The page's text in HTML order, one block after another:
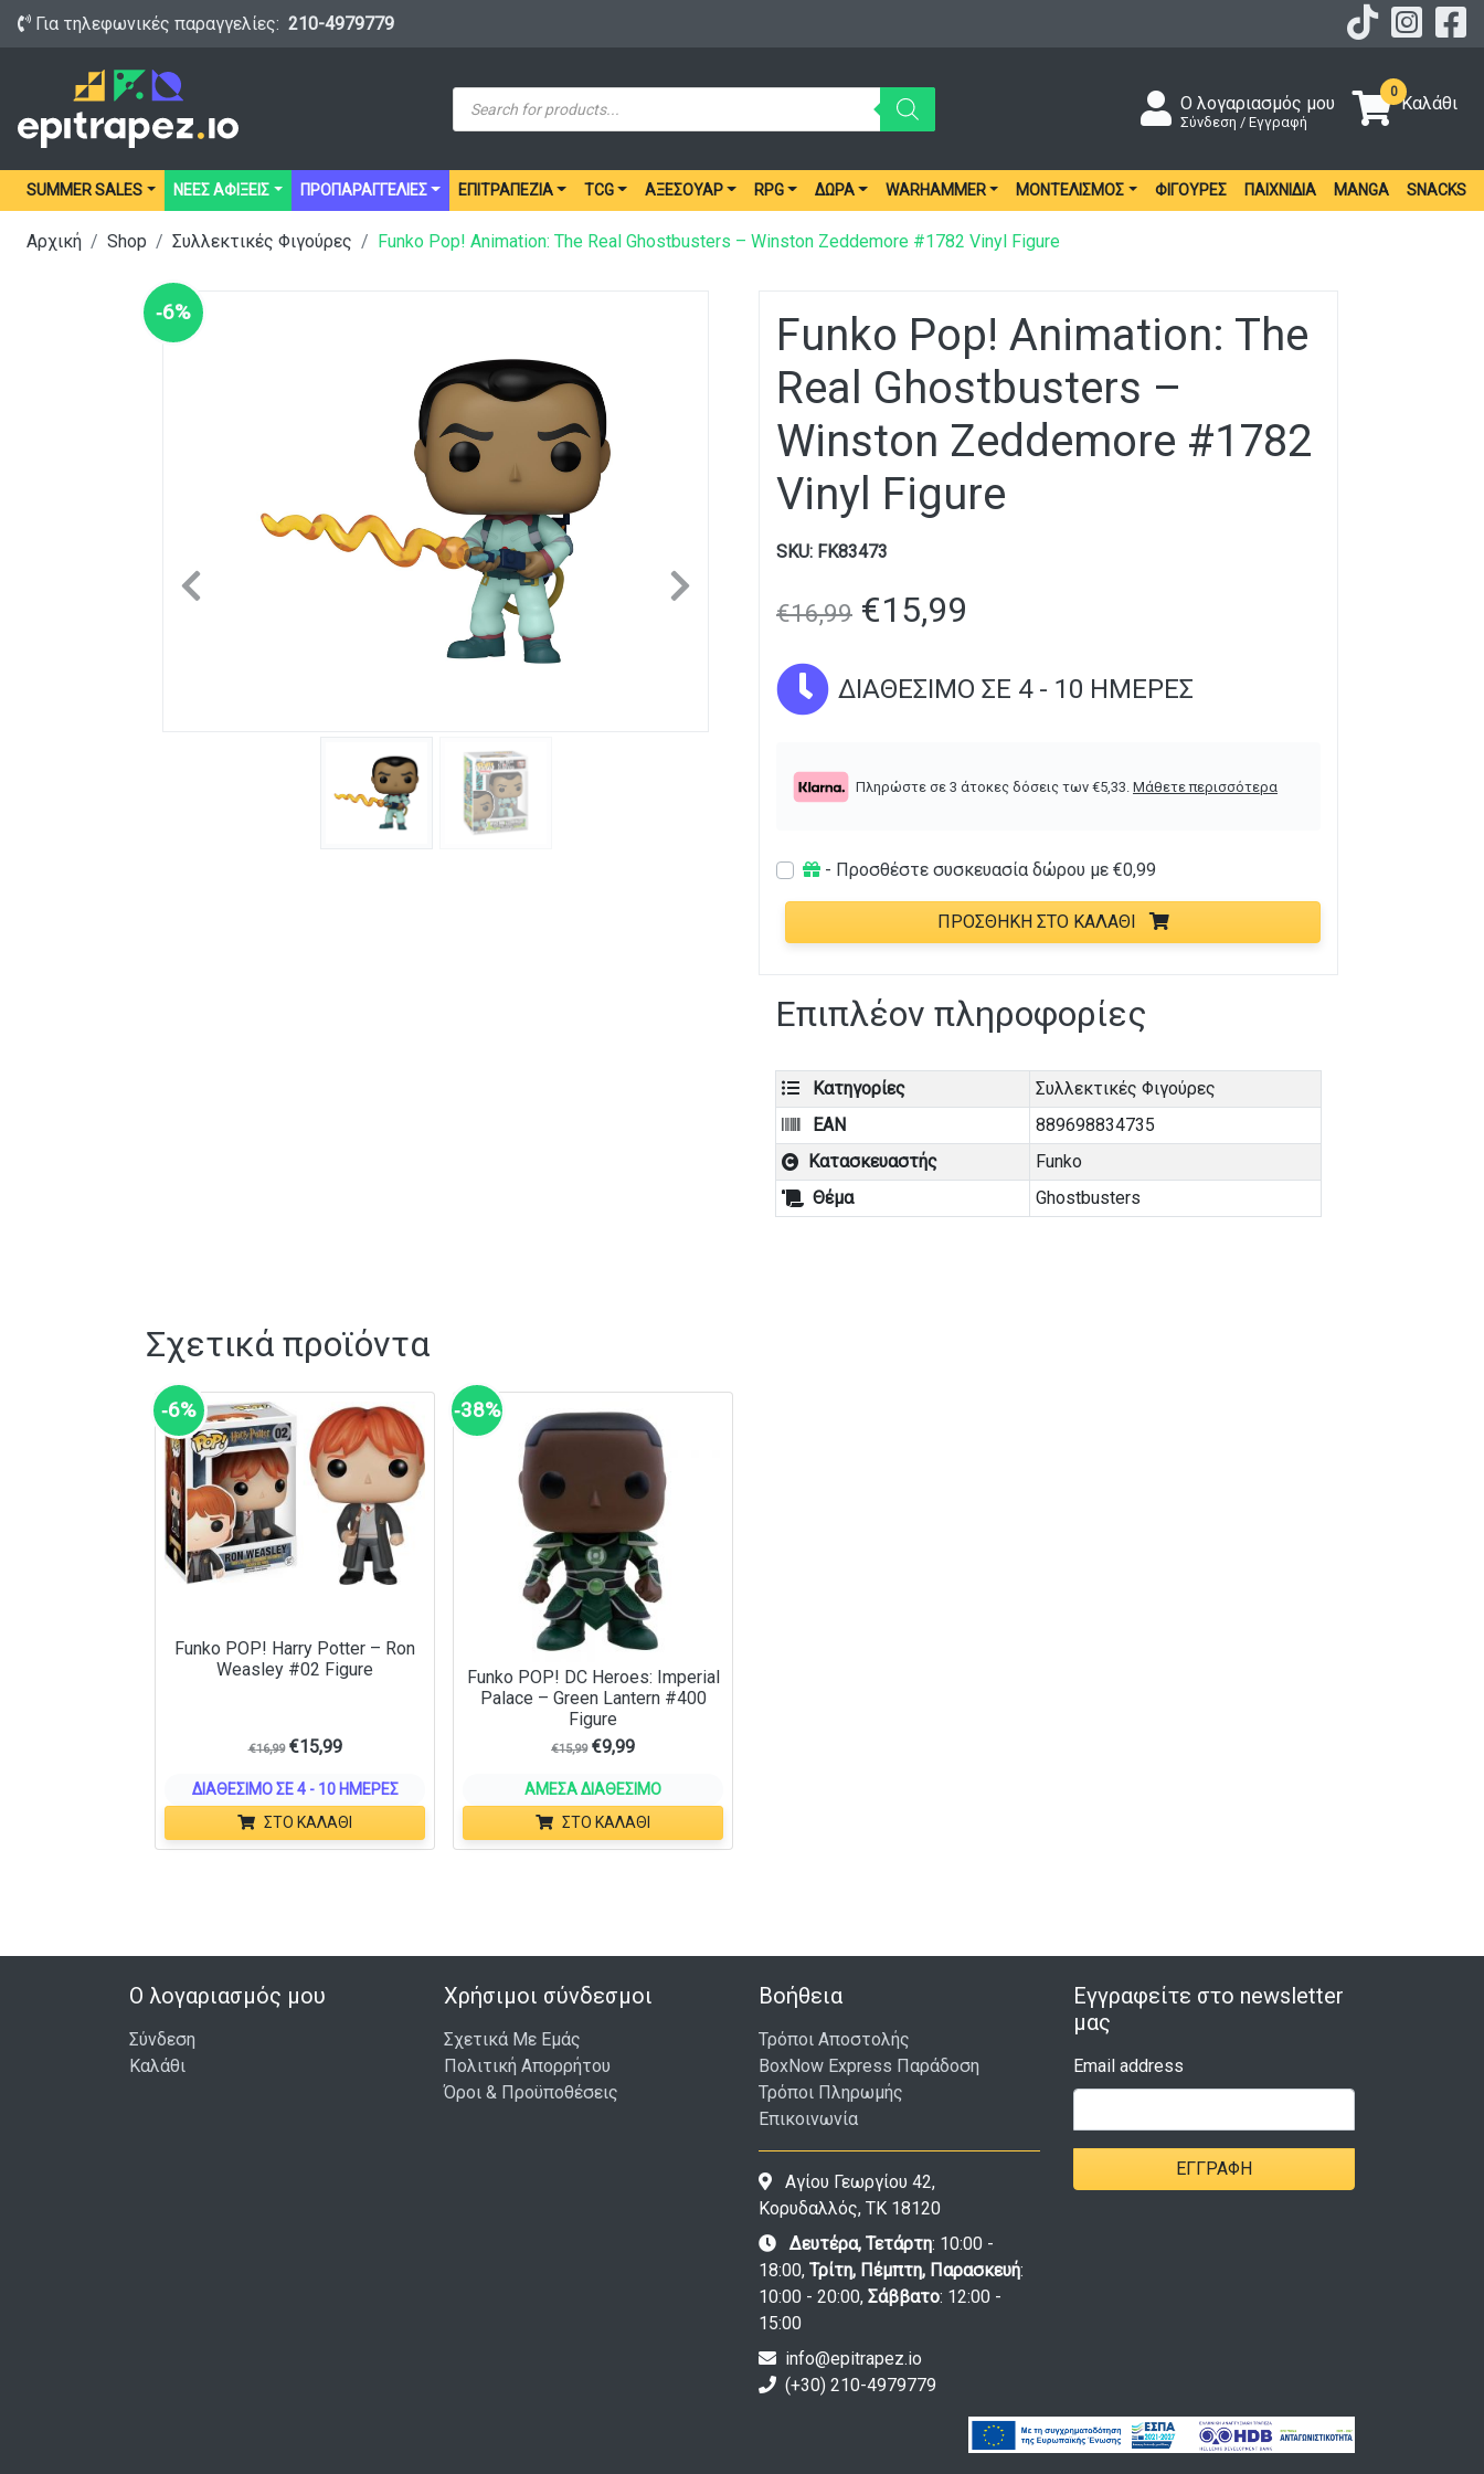
Για τηλεφωνικές παραγγελίες: 210-4979779
Products
search
Ο λογαριασμός μου
Σύνδεση / Εγγραφή
0
Καλάθι
SUMMER SALES ΝΕΕΣ ΑΦΙΞΕΙΣ ΠΡΟΠΑΡΑΓΓΕΛΙΕΣ ΕΠΙΤΡΑΠΈΖΙΑ TCG ΑΞΕΣΟΥΆΡ RPG ΔΏΡΑ WARHAMMER ΜΟΝΤΕΛΙΣΜΌΣ ΦΙΓΟΎΡΕΣ ΠΑΙΧΝΊΔΙΑ MANGA SNACKS
Αρχική Shop Συλλεκτικές Φιγούρες Funko Pop! Animation: The Real Ghostbusters – Winston Zeddemore #1782 Vinyl Figure
‑6%
Previous Next
Funko Pop! Animation: The
Real Ghostbusters –
Winston Zeddemore #1782
Vinyl Figure
SKU: FK83473
€16,99 €15,99
ΔΙΑΘΈΣΙΜΟ ΣΕ 4 - 10 ΗΜΈΡΕΣ
Πληρώστε σε 3 άτοκες δόσεις των €5,33 Μάθετε περισσότερα
- Προσθέστε συσκευασία δώρου με €0,99
ΠΡΟΣΘΉΚΗ ΣΤΟ ΚΑΛΆΘΙ
Επιπλέον πληροφορίες
Κατηγορίες
Συλλεκτικές Φιγούρες
EAN
889698834735
Κατασκευαστής
Funko
Θέμα
Ghostbusters
Σχετικά προϊόντα
‑6%
Funko POP! Harry Potter – Ron
Weasley #02 Figure
€16,99 €15,99
ΔΙΑΘΈΣΙΜΟ ΣΕ 4 - 10 ΗΜΈΡΕΣ
ΣΤΟ ΚΑΛΆΘΙ
‑38%
Funko POP! DC Heroes: Imperial
Palace – Green Lantern #400
Figure
€15,99 €9,99
ΆΜΕΣΑ ΔΙΑΘΈΣΙΜΟ
ΣΤΟ ΚΑΛΆΘΙ
Ο λογαριασμός μου
Σύνδεση
Καλάθι
Χρήσιμοι σύνδεσμοι
Σχετικά Με Εμάς
Πολιτική Απορρήτου
Όροι & Προϋποθέσεις
Βοήθεια
Τρόποι Αποστολής
BoxNow Express Παράδοση
Τρόποι Πληρωμής
Επικοινωνία
Αγίου Γεωργίου 42,
Κορυδαλλός, ΤΚ 18120
Δευτέρα, Τετάρτη: 10:00 -
18:00, Τρίτη, Πέμπτη, Παρασκευή:
10:00 - 20:00, Σάββατο: 12:00 -
15:00
info@epitrapez.io
(+30) 210-4979779
Εγγραφείτε στο newsletter
μας
Email address
ΕΓΓΡΑΦΉ